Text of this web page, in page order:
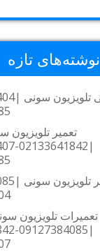
نوشته‌های تازه
تعمیر تلویزیون
تعمیرات تلویزیون